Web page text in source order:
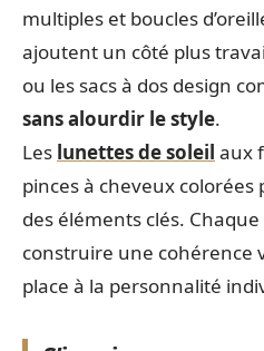
multiples et boucles
ajoutent un côté plus
ou les sacs à dos design
sans alourdir le style.
Les lunettes de soleil aux
pinces à cheveux
des éléments clés.
construire une cohérence
place à la personnalité